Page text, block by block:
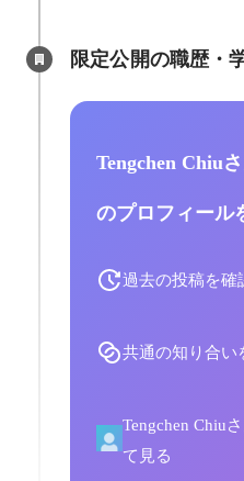
限定公開の職歴・
Tengchen Chiu
のプロフィール
過去の投稿を確
共通の知り合い
Tengchen Chiu
て見る